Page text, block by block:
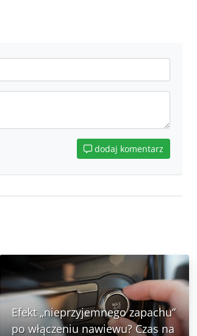
dodaj komentarz
Efekt „nieprzyjemnego zapachu”
po włączeniu nawiewu? Czas na